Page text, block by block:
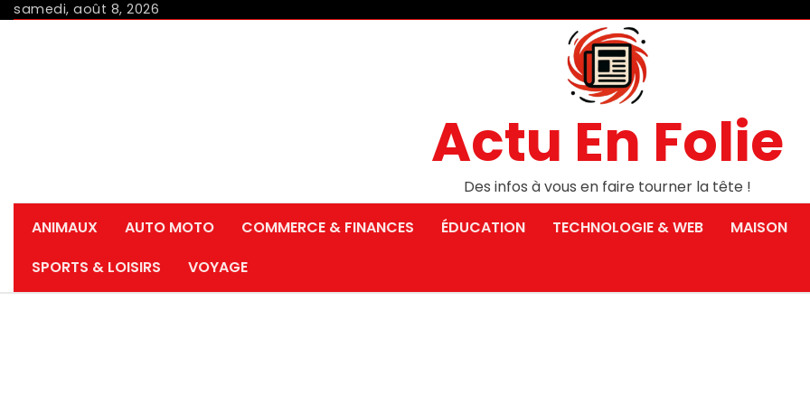
Skipsamedi, août 8, 2026
Actu En Folie
Des infos à vous en faire tourner la tête !
ANIMAUX
AUTO MOTO COMMERCE & FINANCES ÉDUCATION TECHNOLOGIE & WEB MAISON
SPORTS & LOISIRS
VOYAGE